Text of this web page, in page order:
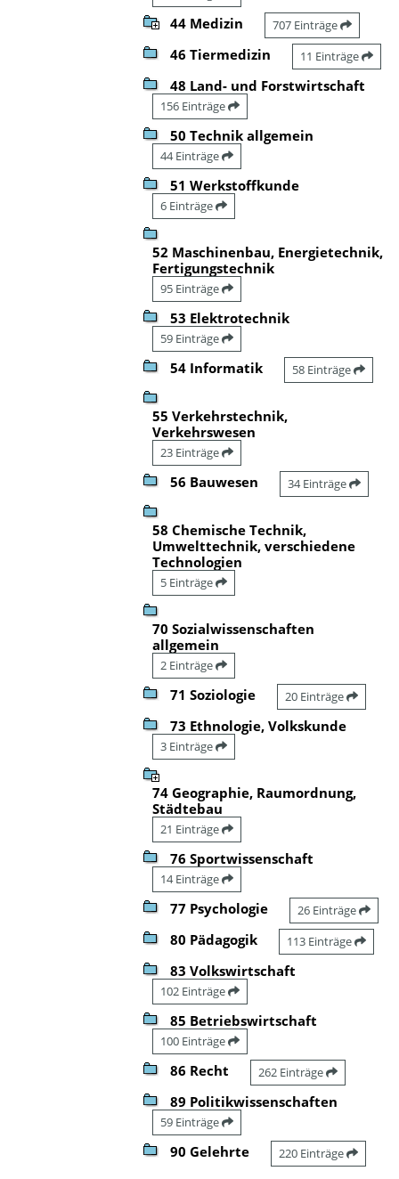
44 Medizin 707 Einträge
46 Tiermedizin 11 Einträge
48 Land- und Forstwirtschaft
156 Einträge
50 Technik allgemein
44 Einträge
51 Werkstoffkunde
6 Einträge
52 Maschinenbau, Energietechnik,
Fertigungstechnik
95 Einträge
53 Elektrotechnik
59 Einträge
54 Informatik 58 Einträge
55 Verkehrstechnik,
Verkehrswesen
23 Einträge
56 Bauwesen 34 Einträge
58 Chemische Technik,
Umwelttechnik, verschiedene
Technologien
5 Einträge
70 Sozialwissenschaften
allgemein
2 Einträge
71 Soziologie 20 Einträge
73 Ethnologie, Volkskunde
3 Einträge
74 Geographie, Raumordnung,
Städtebau
21 Einträge
76 Sportwissenschaft
14 Einträge
77 Psychologie 26 Einträge
80 Pädagogik 113 Einträge
83 Volkswirtschaft
102 Einträge
85 Betriebswirtschaft
100 Einträge
86 Recht 262 Einträge
89 Politikwissenschaften
59 Einträge
90 Gelehrte 220 Einträge